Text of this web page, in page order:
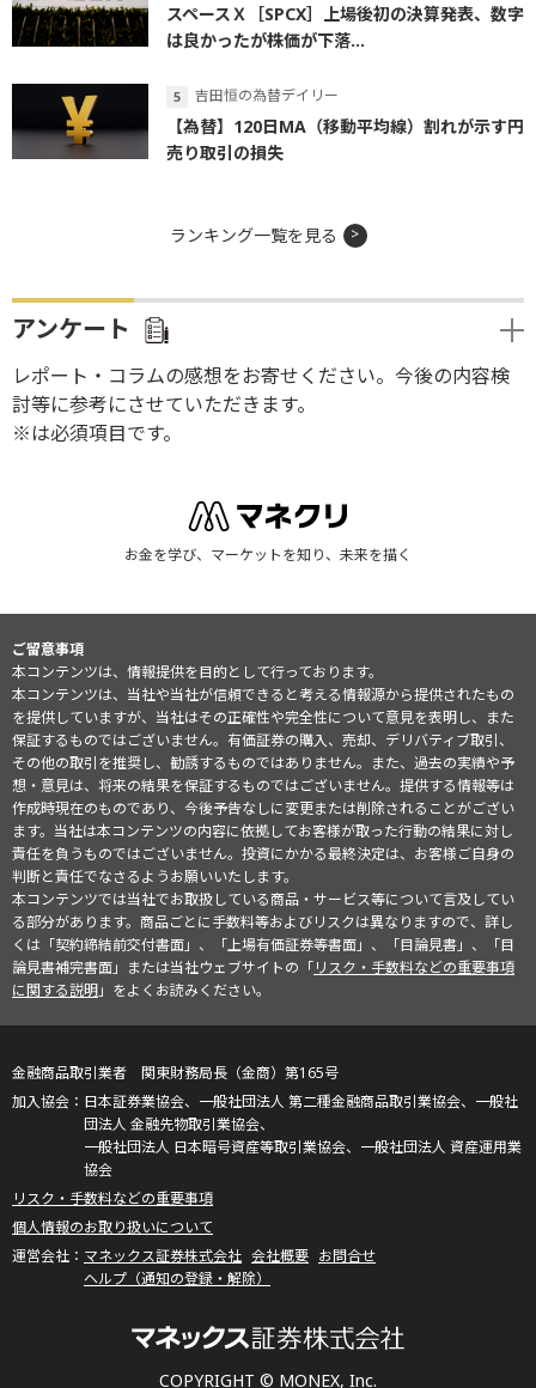
スペースＸ［SPCX］上場後初の決算発表、数字
は良かったが株価が下落...
吉田恒の為替デイリー
【為替】120日MA（移動平均線）割れが示す円
売り取引の損失
ランキング一覧を見る
アンケート
レポート・コラムの感想をお寄せください。今後の内容検
討等に参考にさせていただきます。
※は必須項目です。
お金を学び、マーケットを知り、未来を描く
ご留意事項
本コンテンツは、情報提供を目的として行っております。
本コンテンツは、当社や当社が信頼できると考える情報源から提供されたもの
を提供していますが、当社はその正確性や完全性について意見を表明し、また
保証するものではございません。有価証券の購入、売却、デリバティブ取引、
その他の取引を推奨し、勧誘するものではありません。また、過去の実績や予
想・意見は、将来の結果を保証するものではございません。提供する情報等は
作成時現在のものであり、今後予告なしに変更または削除されることがござい
ます。当社は本コンテンツの内容に依拠してお客様が取った行動の結果に対し
責任を負うものではございません。投資にかかる最終決定は、お客様ご自身の
判断と責任でなさるようお願いいたします。
本コンテンツでは当社でお取扱している商品・サービス等について言及してい
る部分があります。商品ごとに手数料等およびリスクは異なりますので、詳し
くは「契約締結前交付書面」、「上場有価証券等書面」、「目論見書」、「目
論見書補完書面」または当社ウェブサイトの「リスク・手数料などの重要事項
に関する説明」をよくお読みください。
COPYRIGHT © MONEX, Inc.
金融商品取引業者 関東財務局長（金商）第165号
日本証券業協会、一般社団法人 第二種金融商品取引業協会、一般社
団法人 金融先物取引業協会、
一般社団法人 日本暗号資産等取引業協会、一般社団法人 資産運用業
協会
リスク・手数料などの重要事項
個人情報のお取り扱いについて
マネックス証券株式会社 会社概要 お問合せ
ヘルプ（通知の登録・解除）